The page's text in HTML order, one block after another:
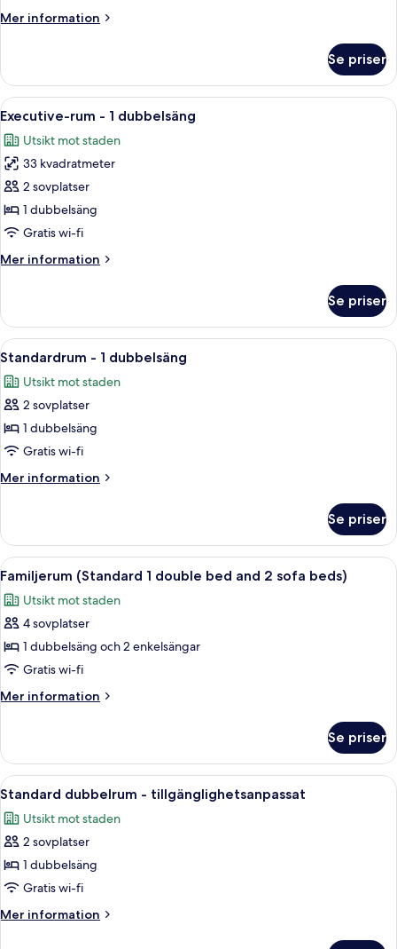
and
beds)
Mer information
Mer
(Superior
double
and
2
beds)
Se priser
Öppna
alla
foton
för
Executive-
rum
-
dubbelsäng
Ett hotellrum med en stor säng, ett
9
Executive-rum - 1 dubbelsäng
Utsikt mot staden
33 kvadratmeter
2 sovplatser
1 dubbelsäng
Gratis wi-fi
Mer information
Mer
rum
1
Se priser
Öppna
alla
foton
för
Standardrum
-
1
dubbelsäng
Ett hotellrum med en säng, ett
7
Standardrum - 1 dubbelsäng
Utsikt mot staden
2 sovplatser
1 dubbelsäng
Gratis wi-fi
Mer information
Mer
-
dubbelsäng
Se priser
Öppna
alla
foton
för
Familjerum
(Standard
1
double
and
2
sofa
beds)
Familjerum (Standard 1 double bed
7
Familjerum (Standard 1 double bed and 2 sofa beds)
Utsikt mot staden
4 sovplatser
1 dubbelsäng och 2 enkelsängar
Gratis wi-fi
Mer information
Mer
(Standard
double
and
2
beds)
Se priser
Öppna
alla
foton
för
Standard
dubbelrum
-
tillgänglighetsanpassat
Ett modernt badrum med en
7
Standard dubbelrum - tillgänglighetsanpassat
Utsikt mot staden
2 sovplatser
1 dubbelsäng
Gratis wi-fi
Mer information
Mer